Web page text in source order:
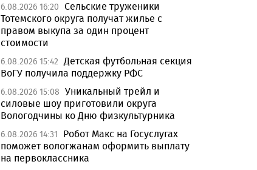
6.08.2026 16:20 Сельские труженики
Тотемского округа получат жилье с
правом выкупа за один процент
стоимости
6.08.2026 15:42 Детская футбольная секция
ВоГУ получила поддержку РФС
6.08.2026 15:08 Уникальный трейл и
силовые шоу приготовили округа
Вологодчины ко Дню физкультурника
6.08.2026 14:31
Робот Макс на Госуслугах
поможет вологжанам оформить выплату
на первоклассника